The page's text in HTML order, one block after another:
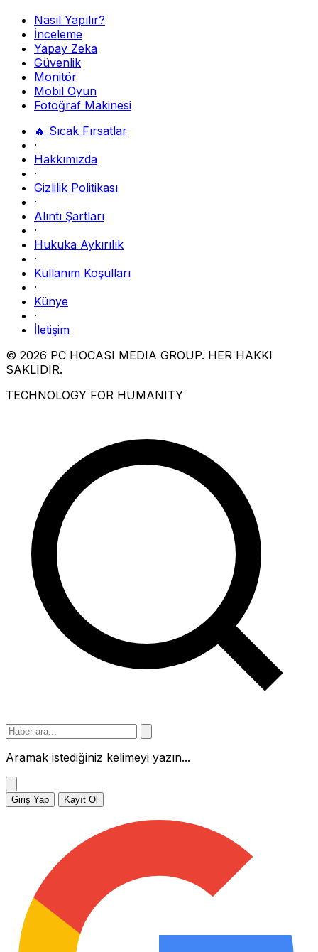
Nasıl Yapılır?
İnceleme
Yapay Zeka
Güvenlik
Monitör
Mobil Oyun
Fotoğraf Makinesi
🔥 Sıcak Fırsatlar
·
Hakkımızda
·
Gizlilik Politikası
·
Alıntı Şartları
·
Hukuka Aykırılık
·
Kullanım Koşulları
·
Künye
·
İletişim
© 2026 PC HOCASI MEDIA GROUP. HER HAKKI
SAKLIDIR.
TECHNOLOGY FOR HUMANITY
Aramak istediğiniz kelimeyi yazın...
Giriş Yap Kayıt Ol